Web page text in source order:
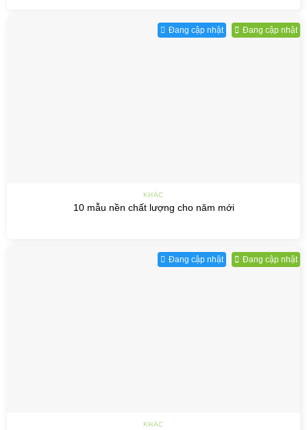
Đang cập nhật Đang cập nhật
KHÁC
10 mẫu nền chất lượng cho năm mới
Đang cập nhật Đang cập nhật
KHÁC